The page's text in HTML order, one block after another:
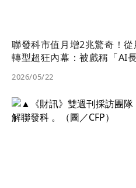
聯發科市值月增2兆驚奇！
轉型超狂內幕：被戲稱「AI
2026/05/22